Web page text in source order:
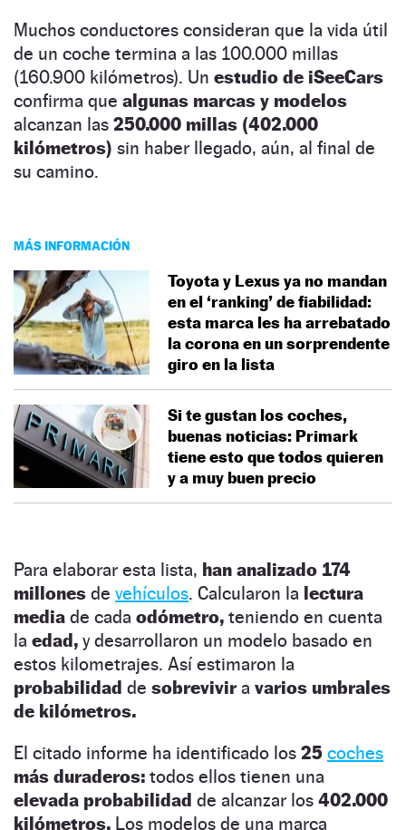
Muchos conductores consideran que la vida útil
de un coche termina a las 100.000 millas
(160.900 kilómetros). Un estudio de iSeeCars
confirma que algunas marcas y modelos
alcanzan las 250.000 millas (402.000
kilómetros) sin haber llegado, aún, al final de
su camino.
MÁS INFORMACIÓN
Toyota y Lexus ya no mandan
en el ‘ranking’ de fiabilidad:
esta marca les ha arrebatado
la corona en un sorprendente
giro en la lista
Si te gustan los coches,
buenas noticias: Primark
tiene esto que todos quieren
y a muy buen precio
Para elaborar esta lista, han analizado 174
millones de vehículos. Calcularon la lectura
media de cada odómetro, teniendo en cuenta
la edad, y desarrollaron un modelo basado en
estos kilometrajes. Así estimaron la
probabilidad de sobrevivira varios umbrales
de kilómetros.
El citado informe ha identificado los 25 coches
más duraderos: todos ellos tienen una
elevada probabilidad de alcanzar los 402.000
kilómetros. Los modelos de una marca